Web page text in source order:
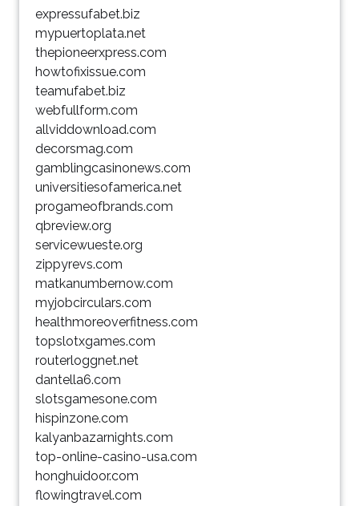
expressufabet.biz
mypuertoplata.net
thepioneerxpress.com
howtofixissue.com
teamufabet.biz
webfullform.com
allviddownload.com
decorsmag.com
gamblingcasinonews.com
universitiesofamerica.net
progameofbrands.com
qbreview.org
servicewueste.org
zippyrevs.com
matkanumbernow.com
myjobcirculars.com
healthmoreoverfitness.com
topslotxgames.com
routerloggnet.net
dantella6.com
slotsgamesone.com
hispinzone.com
kalyanbazarnights.com
top-online-casino-usa.com
honghuidoor.com
flowingtravel.com